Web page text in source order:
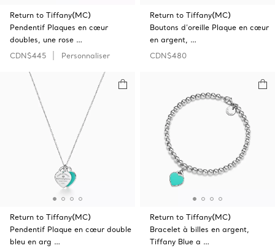
Return to Tiffany(MC)
Pendentif Plaques en cœur
doubles, une rose …
CDN$445
Personnaliser
Return to Tiffany(MC)
Boutons d’oreille Plaque en cœur
en argent, …
CDN$480
Return to Tiffany(MC)
Pendentif Plaque en cœur double
bleu en arg …
Return to Tiffany(MC)
Bracelet à billes en argent,
Tiffany Blue a …